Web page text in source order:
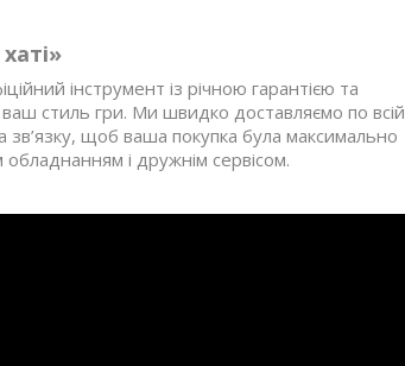
інструмент із річною гарантією та
стиль гри. Ми швидко доставляємо по всій
щоб ваша покупка була максимально
обладнанням і дружнім сервісом.